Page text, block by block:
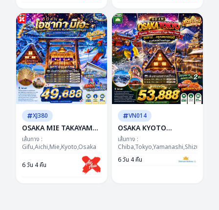
XJ380
OSAKA MIE TAKAYAMA
NABANANO
ILLUMINATION
DAYFLIGHT BY XJ 6D
4N"ซุปตาร์...เสน่ห์แห่งอิเสะ
หิมะแห่งกิฟุ ต้อนรับปีใหม่"
เส้นทาง :
Gifu,Aichi,Mie,Kyoto,Osaka
6 วัน 4 คืน
VN014
OSAKA KYOTO
TAKAYAMA FUJI TOKYO
NEW YEAR 6D4N BY VN
-- DEC'26 - JAN'27 ---
เส้นทาง :
6 วัน 4 คืน